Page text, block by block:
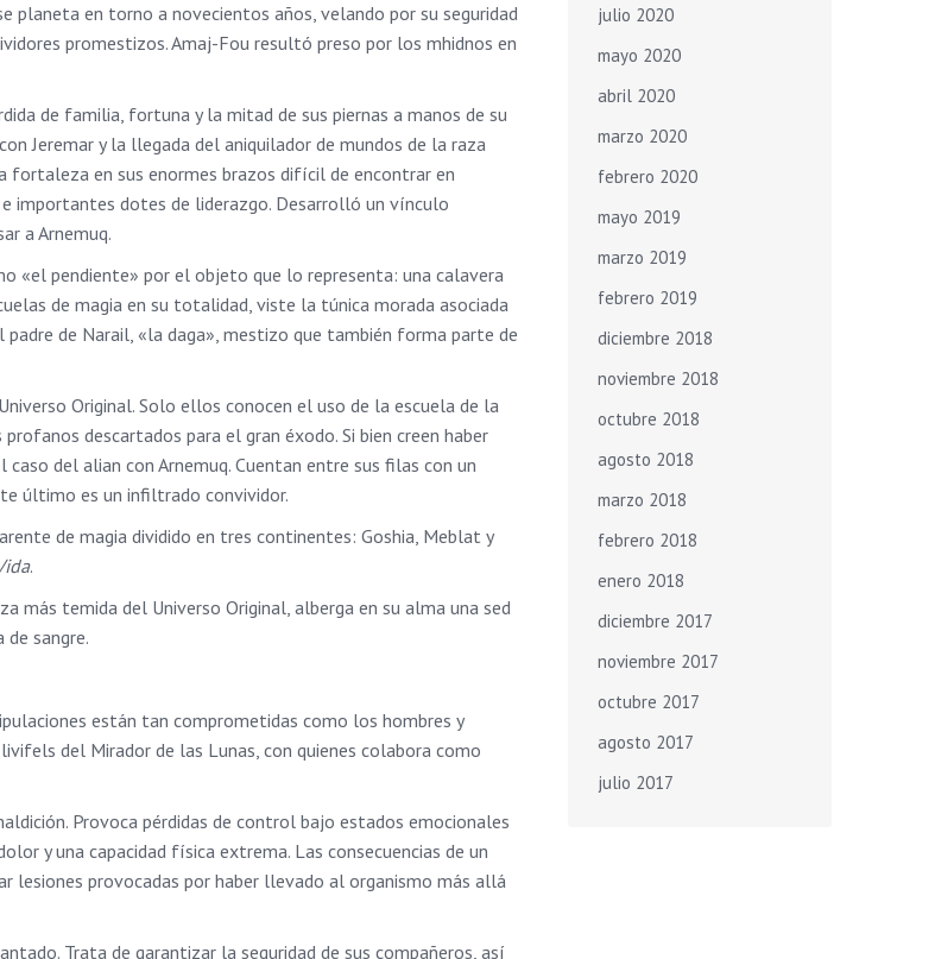
planeta en torno a novecientos años, velando por su seguridad
promestizos. Amaj-Fou resultó preso por los mhidnos en
de familia, fortuna y la mitad de sus piernas a manos de su
Jeremar y la llegada del aniquilador de mundos de la raza
fortaleza en sus enormes brazos difícil de encontrar en
importantes dotes de liderazgo. Desarrolló un vínculo
a Arnemuq.
«el pendiente» por el objeto que lo representa: una calavera
de magia en su totalidad, viste la túnica morada asociada
de Narail, «la daga», mestizo que también forma parte de
Original. Solo ellos conocen el uso de la escuela de la
descartados para el gran éxodo. Si bien creen haber
del alian con Arnemuq. Cuentan entre sus filas con un
último es un infiltrado convividor.
de magia dividido en tres continentes: Goshia, Meblat y
.
más temida del Universo Original, alberga en su alma una sed
sangre.
están tan comprometidas como los hombres y
del Mirador de las Lunas, con quienes colabora como
Provoca pérdidas de control bajo estados emocionales
y una capacidad física extrema. Las consecuencias de un
lesiones provocadas por haber llevado al organismo más allá
Trata de garantizar la seguridad de sus compañeros, así
julio 2020
mayo 2020
abril 2020
marzo 2020
febrero 2020
mayo 2019
marzo 2019
febrero 2019
diciembre 2018
noviembre 2018
octubre 2018
agosto 2018
marzo 2018
febrero 2018
enero 2018
diciembre 2017
noviembre 2017
octubre 2017
agosto 2017
julio 2017